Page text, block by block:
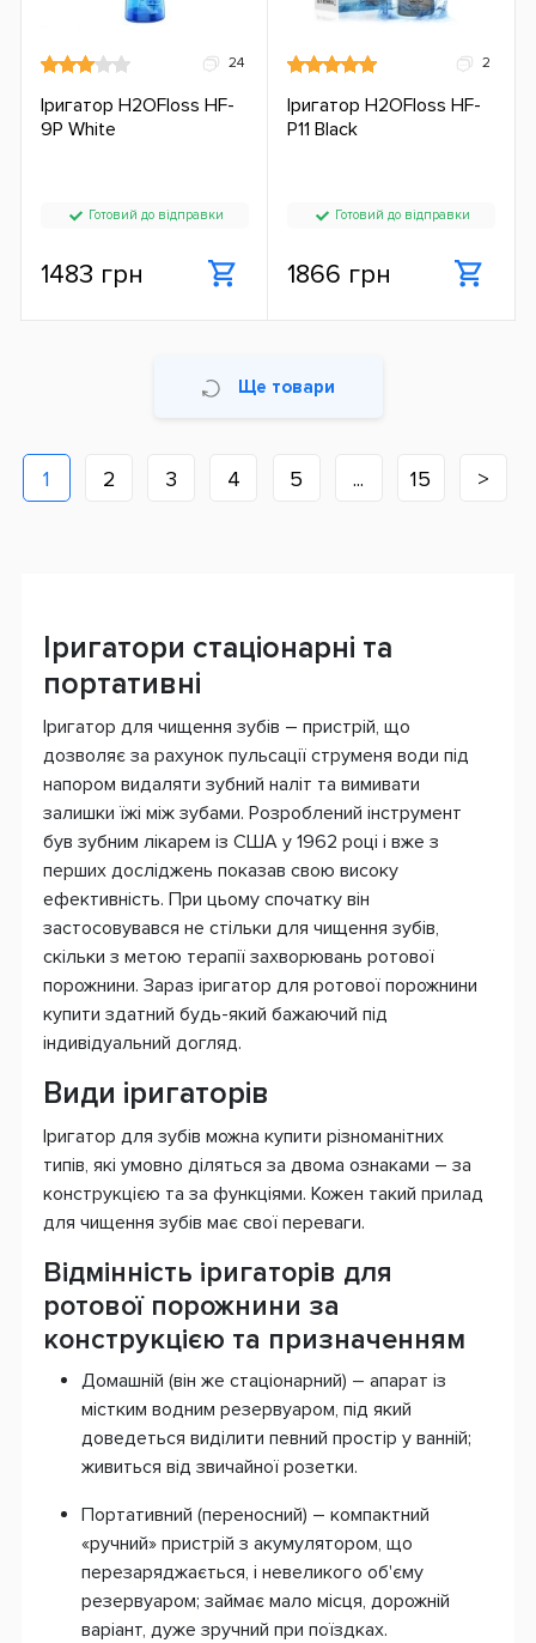
24
Іригатор H2OFloss HF-
9P White
Готовий до відправки
1483 грн
2
Іригатор H2OFloss HF-
P11 Black
Готовий до відправки
1866 грн
Ще товари
1 2 3 4 5 ... 15 >
Іригатори стаціонарні та
портативні
Іригатор для чищення зубів – пристрій, що
дозволяє за рахунок пульсації струменя води під
напором видаляти зубний наліт та вимивати
залишки їжі між зубами. Розроблений інструмент
був зубним лікарем із США у 1962 році і вже з
перших досліджень показав свою високу
ефективність. При цьому спочатку він
застосовувався не стільки для чищення зубів,
скільки з метою терапії захворювань ротової
порожнини. Зараз іригатор для ротової порожнини
купити здатний будь-який бажаючий під
індивідуальний догляд.
Види іригаторів
Іригатор для зубів можна купити різноманітних
типів, які умовно діляться за двома ознаками – за
конструкцією та за функціями. Кожен такий прилад
для чищення зубів має свої переваги.
Відмінність іригаторів для
ротової порожнини за
конструкцією та призначенням
Домашній (він же стаціонарний) – апарат із
містким водним резервуаром, під який
доведеться виділити певний простір у ванній;
живиться від звичайної розетки.
Портативний (переносний) – компактний
«ручний» пристрій з акумулятором, що
перезаряджається, і невеликого об'єму
резервуаром; займає мало місця, дорожній
варіант, дуже зручний при поїздках.